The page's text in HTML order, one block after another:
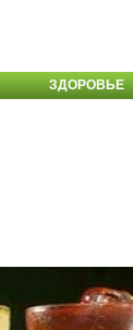
ЗДОРОВЬЕ